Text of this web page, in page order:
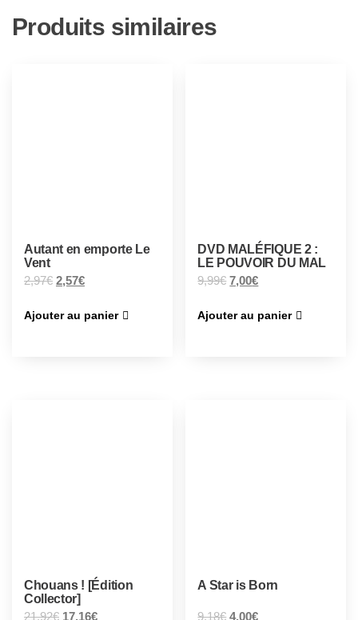
Produits similaires
Autant en emporte Le
Vent
2,97€ 2,57€
Ajouter au panier
DVD MALÉFIQUE 2 :
LE POUVOIR DU MAL
9,99€ 7,00€
Ajouter au panier
Chouans ! [Édition
Collector]
21,92€ 17,16€
A Star is Born
9,18€ 4,00€